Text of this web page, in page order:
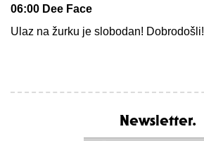
06:00 Dee Face
Ulaz na žurku je slobodan! Dobrodošli!
Newsletter.